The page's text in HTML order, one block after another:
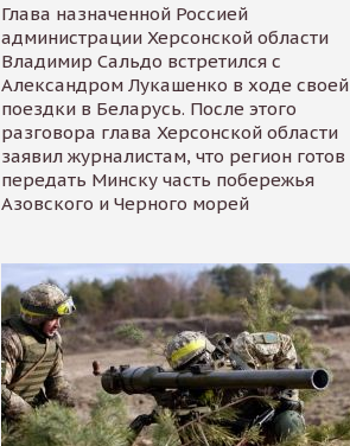
Глава назначенной Россией
администрации Херсонской области
Владимир Сальдо встретился с
Александром Лукашенко в ходе своей
поездки в Беларусь. После этого
разговора глава Херсонской области
заявил журналистам, что регион готов
передать Минску часть побережья
Азовского и Черного морей